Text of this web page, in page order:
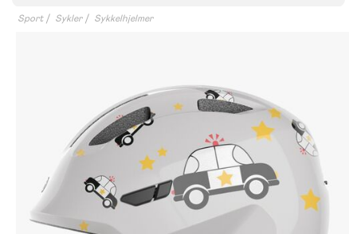
Sport Sykler Sykkelhjelmer